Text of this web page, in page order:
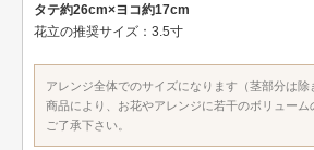
タテ約26cm×ヨコ約17cm
花立の推奨サイズ：3.5寸
アレンジ全体でのサイズになります（茎部分は除
商品により、お花やアレンジに若干のボリュー
ご了承下さい。